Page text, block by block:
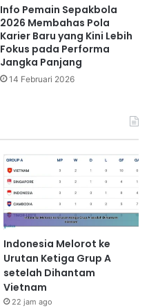
Info Pemain Sepakbola
2026 Membahas Pola
Karier Baru yang Kini Lebih
Fokus pada Performa
Jangka Panjang
14 Februari 2026
Indonesia Melorot ke
Urutan Ketiga Grup A
setelah Dihantam
Vietnam
22 jam ago